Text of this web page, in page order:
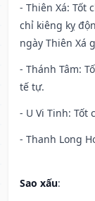
- Thiên Xá: Tốt
chỉ kiêng kỵ
ngày Thiên Xá
- Thánh Tâm:
tế tự.
- U Vi Tinh: Tốt
- Thanh Long
Sao xấu: